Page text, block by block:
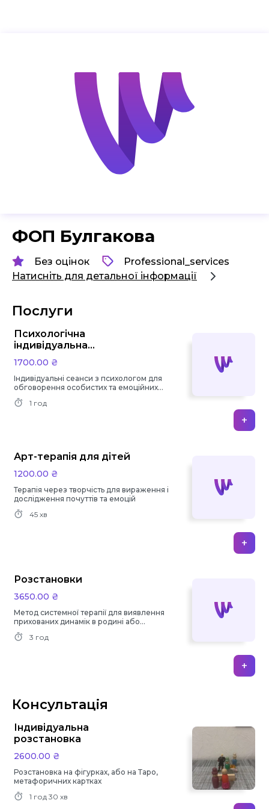
ФОП Булгакова
Без оцінок
Professional_services
Натисніть для детальної інформації
Послуги
Психологічна
індивідуальна
консультації
1700.00 ₴
Індивідуальні сеанси з психологом для
обговорення особистих та емоційних
проблем
1 год
+
Арт-терапія для дітей
1200.00 ₴
Терапія через творчість для вираження і
дослідження почуттів та емоцій
45 хв
+
Розстановки
3650.00 ₴
Метод системної терапії для виявлення
прихованих динамік в родині або
особистому житті
3 год
+
Консультація
Індивідуальна
розстановка
2600.00 ₴
Розстановка на фігурках, або на Таро,
метафоричних картках
1 год 30 хв